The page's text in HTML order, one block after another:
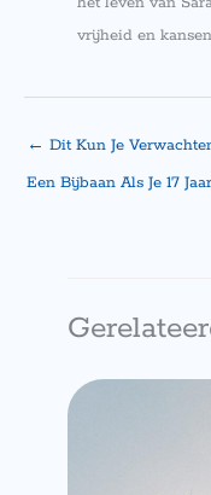
vrijheid en
← Dit Kun Je
Een Bijbaan Als Je 17